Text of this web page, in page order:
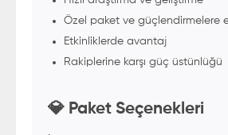
Özel paket ve güçlendirmelere
Etkinliklerde avantaj
Rakiplerine karşı güç üstünlüğü
💎 Paket Seçenekleri